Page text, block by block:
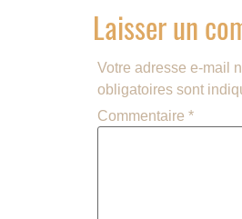
Laisser un
Votre adresse e-mail
obligatoires sont
Commentaire *